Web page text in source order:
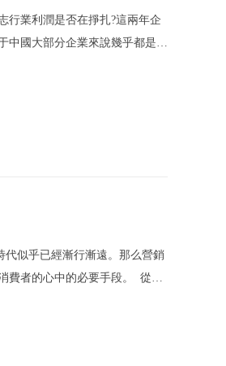
行業利潤是否在掙扎?這兩年企
中國大部分企業來說幾乎都是后
代似乎已經漸行漸遠。那么營銷
費者的心中的必要手段。 從目